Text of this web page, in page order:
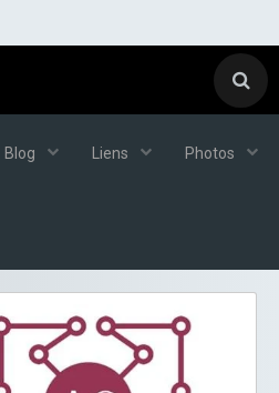
Blog Liens Photos